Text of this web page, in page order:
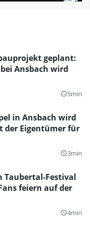
geplant:
Ansbach wird
query_builder5min
in Ansbach wird
der Eigentümer für
query_builder3min
Taubertal-Festival
feiern auf der
query_builder4min